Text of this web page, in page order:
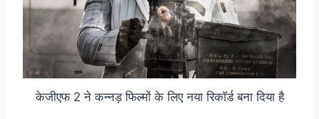
केजीएफ 2 ने कन्नड़ फिल्मों के लिए नया रिकॉर्ड बना दिया है